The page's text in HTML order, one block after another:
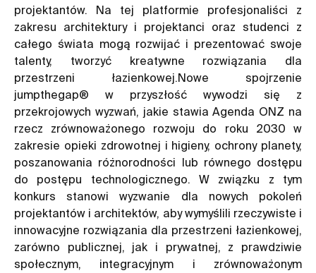
projektantów. Na tej platformie profesjonaliści z
zakresu architektury i projektanci oraz studenci z
całego świata mogą rozwijać i prezentować swoje
talenty, tworzyć kreatywne rozwiązania dla
przestrzeni łazienkowej.Nowe spojrzenie
jumpthegap® w przyszłość wywodzi się z
przekrojowych wyzwań, jakie stawia Agenda ONZ na
rzecz zrównoważonego rozwoju do roku 2030 w
zakresie opieki zdrowotnej i higieny, ochrony planety,
poszanowania różnorodności lub równego dostępu
do postępu technologicznego. W związku z tym
konkurs stanowi wyzwanie dla nowych pokoleń
projektantów i architektów, aby wymyślili rzeczywiste i
innowacyjne rozwiązania dla przestrzeni łazienkowej,
zarówno publicznej, jak i prywatnej, z prawdziwie
społecznym, integracyjnym i zrównoważonym